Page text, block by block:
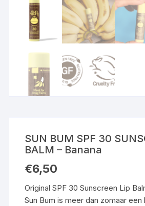
SUN BUM SPF 30
BALM – Banana
€6,50
Original SPF 30 Sunscreen Lip
Sun Bum is meer dan zomaar een